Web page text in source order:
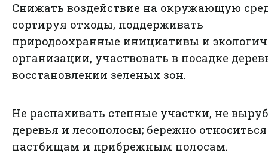
Снижать воздействие на окружающую
сортируя отходы, поддерживать
природоохранные инициативы и
организации, участвовать в посадке
восстановлении зеленых зон.
Не распахивать степные участки, не
деревья и лесополосы; бережно
пастбищам и прибрежным полосам.